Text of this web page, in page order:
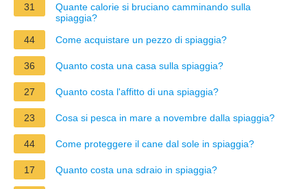
31
Quante calorie si bruciano camminando sulla
spiaggia?
44
Come acquistare un pezzo di spiaggia?
36 Quanto costa una casa sulla spiaggia?
27 Quanto costa l'affitto di una spiaggia?
23 Cosa si pesca in mare a novembre dalla spiaggia?
44 Come proteggere il cane dal sole in spiaggia?
17 Quanto costa una sdraio in spiaggia?